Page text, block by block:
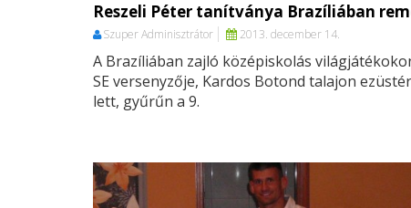
Reszeli Péter tanítványa Brazíliában
Szuper Adminisztrátor 2013. december 14.
A Brazíliában zajló középiskolás
SE versenyzője, Kardos Botond talajon
lett, gyűrűn a 9.